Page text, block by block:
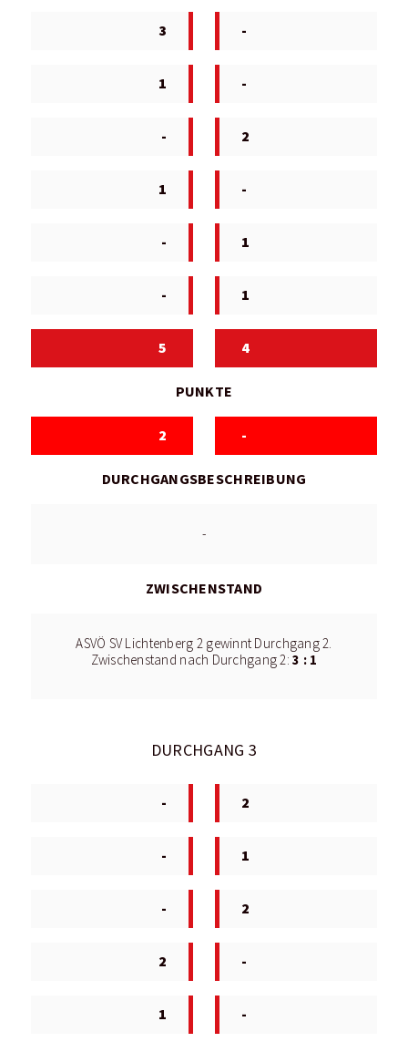
3 -
1 -
- 2
1 -
- 1
- 1
5 4
PUNKTE
2 -
DURCHGANGSBESCHREIBUNG
-
ZWISCHENSTAND
ASVÖ SV Lichtenberg 2 gewinnt Durchgang 2.
Zwischenstand nach Durchgang 2:3 : 1
DURCHGANG 3
- 2
- 1
- 2
2 -
1 -